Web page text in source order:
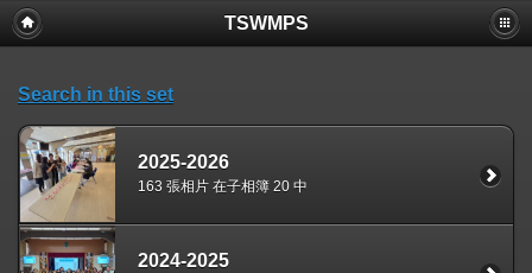
TSWMPS
Search in this set
2025-2026
163 張相片 在子相簿 20 中
2024-2025